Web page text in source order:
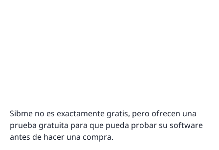
Sibme no es exactamente gratis, pero ofrecen una
prueba gratuita para que pueda probar su software
antes de hacer una compra.